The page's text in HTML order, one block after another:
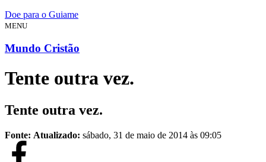
Doe para o Guiame
MENU
Mundo Cristão
Tente outra vez.
Tente outra vez.
Fonte: Atualizado: sábado, 31 de maio de 2014 às 09:05